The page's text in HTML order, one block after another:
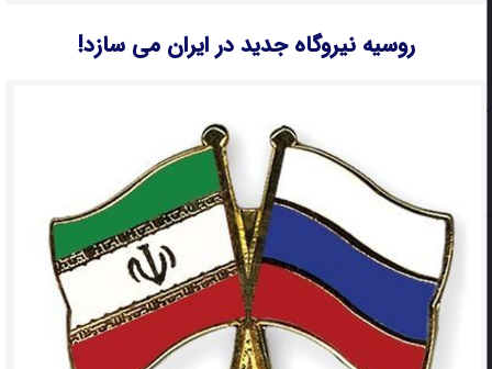
روسیه نیروگاه جدید در ایران می سازد!